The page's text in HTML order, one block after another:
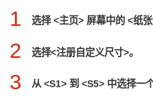
1 选择 <主页> 屏幕中的 <纸张
2 选择<注册自定义尺寸>。
3 从 <S1> 到 <S5> 中选择一